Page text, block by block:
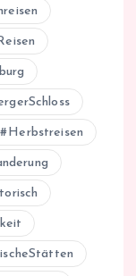
Herbstreisen